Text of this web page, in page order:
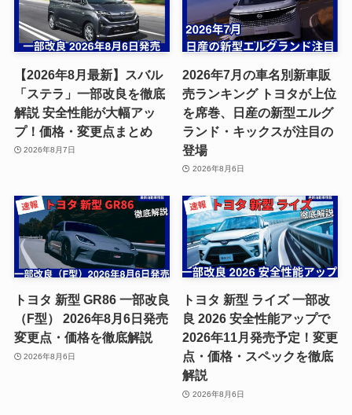
【2026年8月最新】スバル
「ステラ」一部改良を徹底
解説 安全性能が大幅アッ
プ！価格・変更点まとめ
2026年8月7日
2026年7月の車名別新車販
売ランキング トヨタが上位
を席巻、日産の新型エルグ
ランド・キックスが注目の
登場
2026年8月6日
トヨタ 新型 GR86 一部改良
（F型） 2026年8月6日発売
変更点・価格を徹底解説
2026年8月6日
トヨタ 新型 ライズ 一部改
良 2026 安全性能アップで
2026年11月発売予定！変更
点・価格・スペックを徹底
解説
2026年8月6日